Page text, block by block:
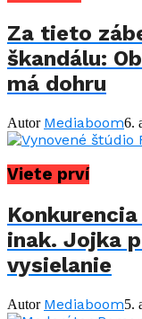
Za tieto
škandálu:
má dohru
Autor Mediaboom6.
Viete prví
inak. Jojka
vysielanie
Autor Mediaboom5.